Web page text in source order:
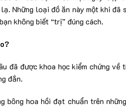
Những loại đồ ăn này một khi
không biết “trị” đúng cách.
đã được khoa học kiểm chứng về
đắn.
bông hoa hồi đạt chuẩn trên